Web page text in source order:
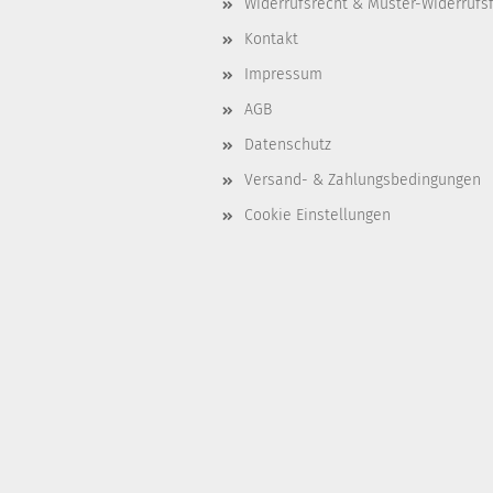
Widerrufsrecht & Muster-
Kontakt
Impressum
AGB
Datenschutz
Versand- & Zahlungsbedingungen
Cookie Einstellungen